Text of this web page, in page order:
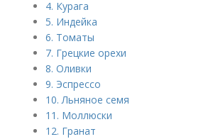
4. Курага
5. Индейка
6. Томаты
7. Грецкие орехи
8. Оливки
9. Эспрессо
10. Льняное семя
11. Моллюски
12. Гранат